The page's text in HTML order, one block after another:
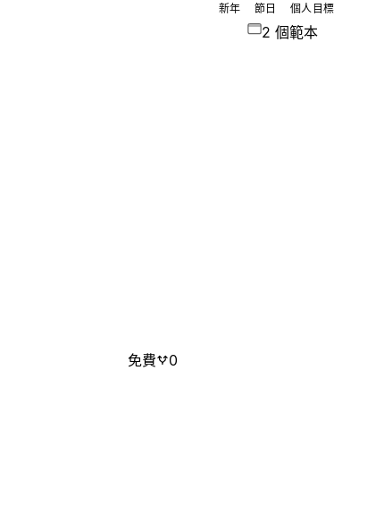
新年 節日 個人目標
2 個範本
免費 0